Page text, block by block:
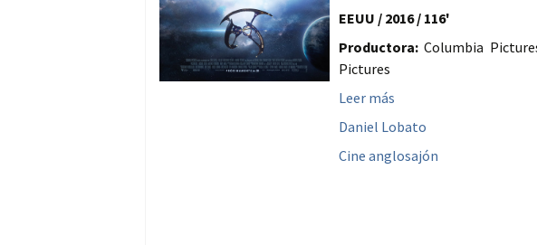
EEUU / 2016 / 116'
Productora: Columbia
Pictures
Leer más
Daniel Lobato
Cine anglosajón